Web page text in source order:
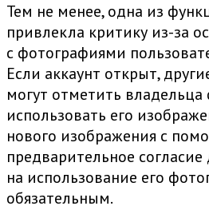
Тем не менее, одна из
привлекла критику из-за
с фотографиями
Если аккаунт открыт,
могут отметить
использовать его
нового изображения с
предварительное
на использование его
обязательным.